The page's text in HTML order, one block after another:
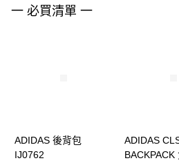
３．未成年的使用者請事先徵得法定代理人
「AFTEE先享後付」，若未經同意申辦者引
一 必買清單 一
ADIDAS 後背包
IJ0762
ADIDAS
BACKPACK